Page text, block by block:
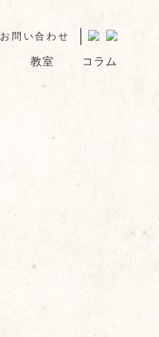
お問い合わせ
教室 コラム